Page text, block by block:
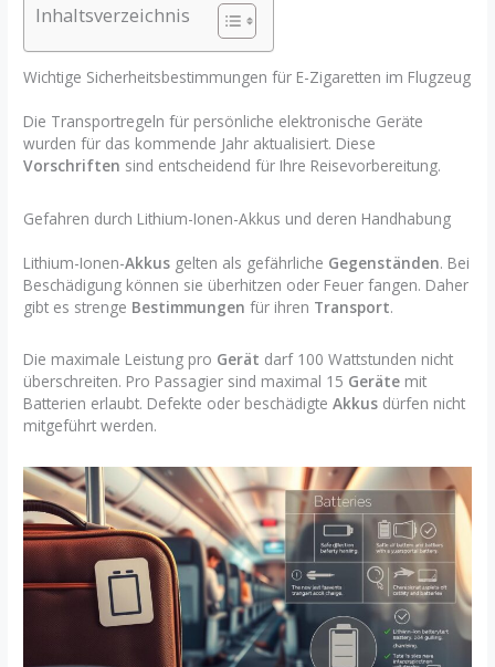
Inhaltsverzeichnis
Wichtige Sicherheitsbestimmungen für E-Zigaretten im Flugzeug
Die Transportregeln für persönliche elektronische Geräte
wurden für das kommende Jahr aktualisiert. Diese
Vorschriften sind entscheidend für Ihre Reisevorbereitung.
Gefahren durch Lithium-Ionen-Akkus und deren Handhabung
Lithium-Ionen-Akkus gelten als gefährliche Gegenständen. Bei
Beschädigung können sie überhitzen oder Feuer fangen. Daher
gibt es strenge Bestimmungen für ihren Transport.
Die maximale Leistung pro Gerät darf 100 Wattstunden nicht
überschreiten. Pro Passagier sind maximal 15 Geräte mit
Batterien erlaubt. Defekte oder beschädigteAkkus dürfen nicht
mitgeführt werden.